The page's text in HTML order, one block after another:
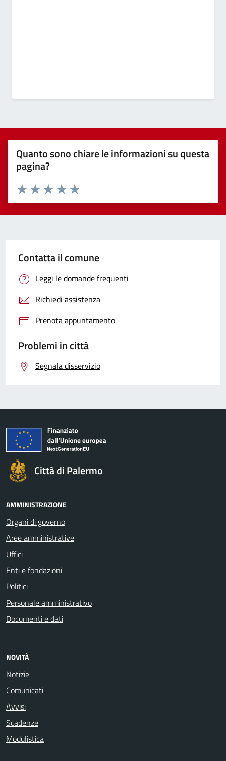
Quanto sono chiare le informazioni su questa
pagina?
Valuta 5 stelle su 5
Valuta 4 stelle su 5
Valuta 3 stelle su 5
Valuta 2 stelle su 5
Valuta 1 stelle su 5
Contatta il comune
Leggi le domande frequenti
Richiedi assistenza
Prenota appuntamento
Problemi in città
Segnala disservizio
Città di Palermo
AMMINISTRAZIONE
Organi di governo
Aree amministrative
Uffici
Enti e fondazioni
Politici
Personale amministrativo
Documenti e dati
NOVITÀ
Notizie
Comunicati
Avvisi
Scadenze
Modulistica